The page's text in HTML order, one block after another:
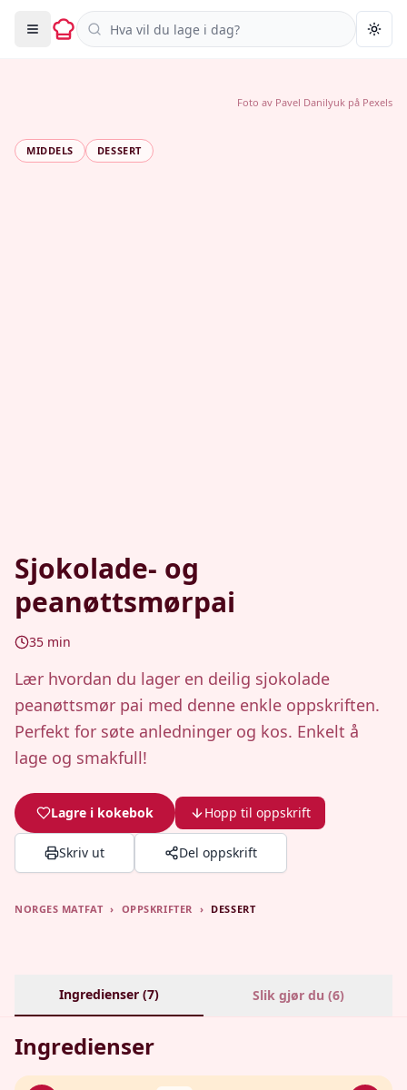
Søk i oppskrifter
MIDDELS DESSERT
Sjokolade- og
peanøttsmørpai
35 min
Lær hvordan du lager en deilig sjokolade
peanøttsmør pai med denne enkle oppskriften.
Perfekt for søte anledninger og kos. Enkelt å
lage og smakfull!
Lagre i kokebok Hopp til oppskrift
Skriv ut Del oppskrift
Foto av Pavel Danilyuk på Pexels
NORGES MATFAT › OPPSKRIFTER › DESSERT
Ingredienser (7) Slik gjør du (6)
Ingredienser